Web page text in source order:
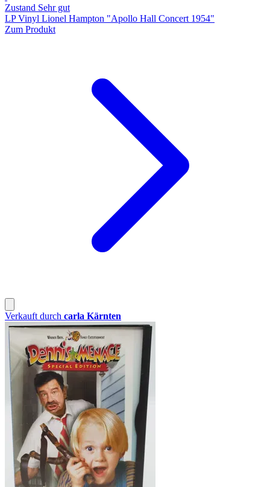
Zustand Sehr gut
LP Vinyl Lionel Hampton "Apollo Hall Concert 1954"
Zum Produkt
Verkauft durch carla Kärnten